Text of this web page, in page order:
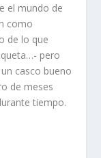
el mundo de
como
de lo que
pero
casco bueno
de meses
tiempo.